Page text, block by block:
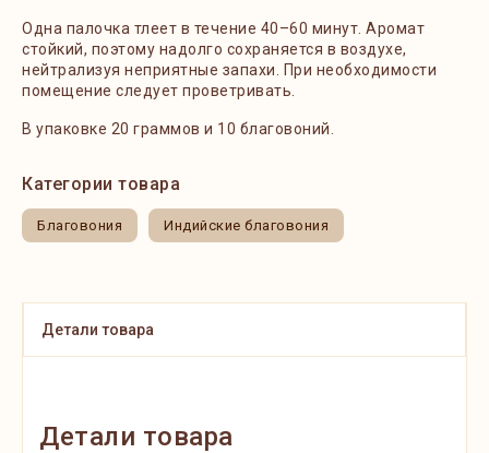
Одна палочка тлеет в течение 40–60 минут. Аромат
стойкий, поэтому надолго сохраняется в воздухе,
нейтрализуя неприятные запахи. При необходимости
помещение следует проветривать.
В упаковке 20 граммов и 10 благовоний.
Категории товара
Благовония Индийские благовония
Детали товара
Детали товара